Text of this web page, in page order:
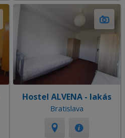
Hostel ALVENA - lakás
Bratislava